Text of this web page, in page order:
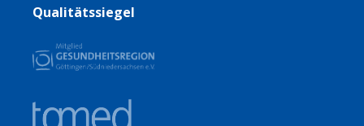
Qualitätssiegel